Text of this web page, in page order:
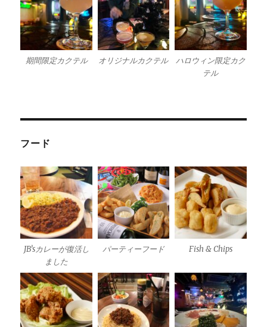
期間限定カクテル オリジナルカクテル
ハロウィン限定カク
テル
フード
JB’sカレーが復活し
ました
パーティーフード Fish & Chips